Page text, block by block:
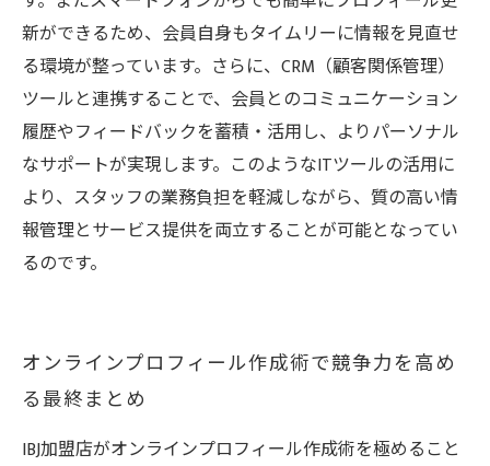
新ができるため、会員自身もタイムリーに情報を見直せ
る環境が整っています。さらに、CRM（顧客関係管理）
ツールと連携することで、会員とのコミュニケーション
履歴やフィードバックを蓄積・活用し、よりパーソナル
なサポートが実現します。このようなITツールの活用に
より、スタッフの業務負担を軽減しながら、質の高い情
報管理とサービス提供を両立することが可能となってい
るのです。
オンラインプロフィール作成術で競争力を高め
る最終まとめ
IBJ加盟店がオンラインプロフィール作成術を極めること